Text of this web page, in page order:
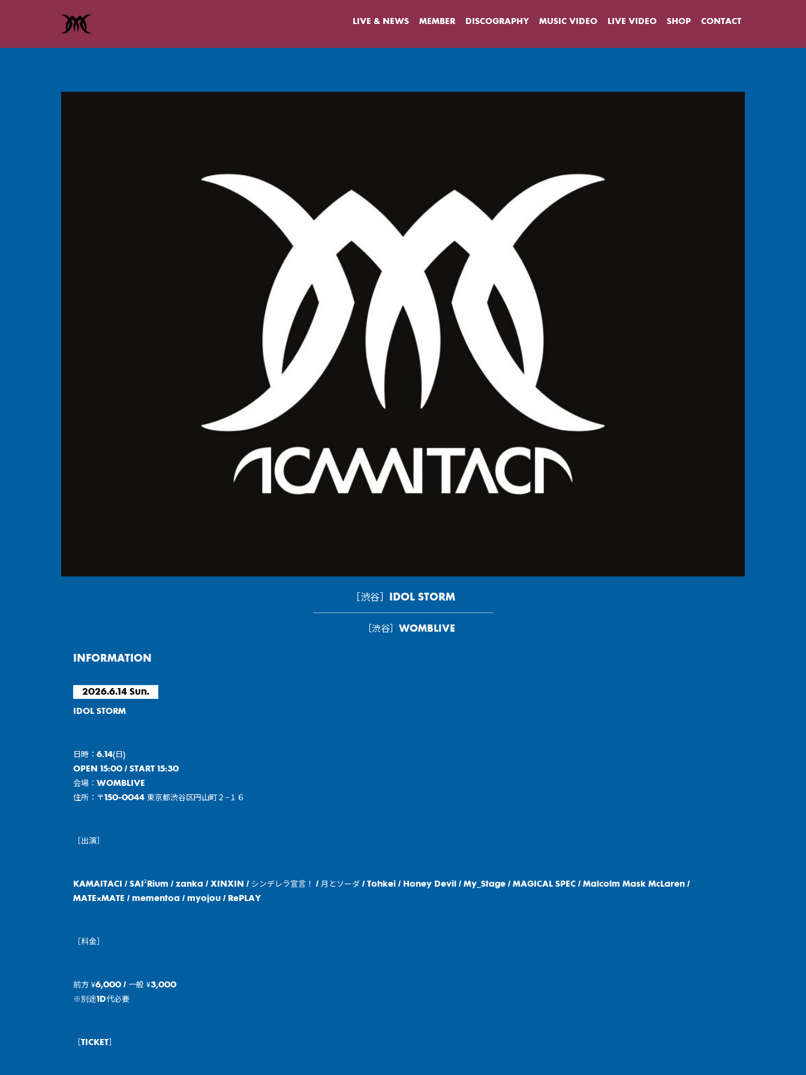
LIVE & NEWS MEMBER DISCOGRAPHY MUSIC VIDEO LIVE VIDEO SHOP CONTACT
［渋谷］IDOL STORM
［渋谷］WOMBLIVE
INFORMATION
2026.6.14 Sun.
IDOL STORM
日時：6.14(日)
OPEN 15:00 / START 15:30
会場：WOMBLIVE
住所：〒150-0044 東京都渋谷区円山町２−１６
［出演］
KAMAITACI / SAI²Rium / zanka / XINXIN / シンデレラ宣言！ / 月とソーダ / Tohkei / Honey Devil / My_Stage / MAGICAL SPEC / Malcolm Mask McLaren /
MATE×MATE / mementoa / myojou / RePLAY
［料金］
前方 ¥6,000 / 一般 ¥3,000
※別途1D代必要
［TICKET］